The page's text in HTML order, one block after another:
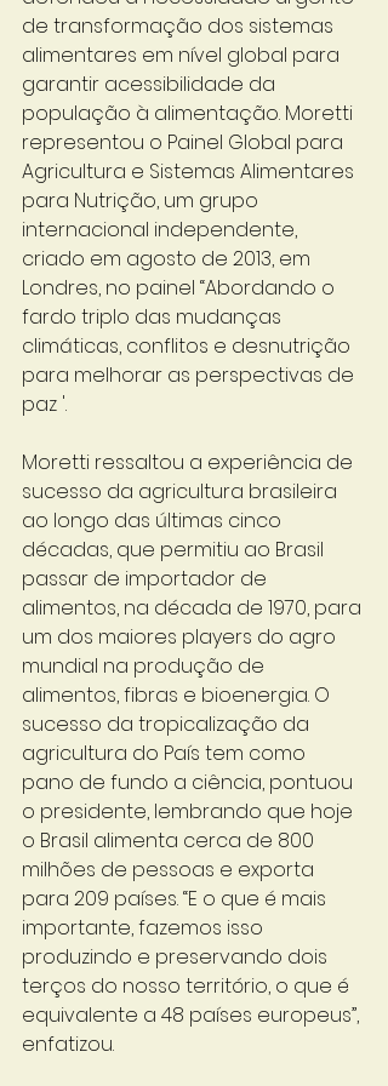
de transformação dos sistemas
alimentares em nível global para
garantir acessibilidade da
população à alimentação. Moretti
representou o Painel Global para
Agricultura e Sistemas Alimentares
para Nutrição, um grupo
internacional independente,
criado em agosto de 2013, em
Londres, no painel “Abordando o
fardo triplo das mudanças
climáticas, conflitos e desnutrição
para melhorar as perspectivas de
paz '.
Moretti ressaltou a experiência de
sucesso da agricultura brasileira
ao longo das últimas cinco
décadas, que permitiu ao Brasil
passar de importador de
alimentos, na década de 1970, para
um dos maiores players do agro
mundial na produção de
alimentos, fibras e bioenergia. O
sucesso da tropicalização da
agricultura do País tem como
pano de fundo a ciência, pontuou
o presidente, lembrando que hoje
o Brasil alimenta cerca de 800
milhões de pessoas e exporta
para 209 países. “E o que é mais
importante, fazemos isso
produzindo e preservando dois
terços do nosso território, o que é
equivalente a 48 países europeus”,
enfatizou.